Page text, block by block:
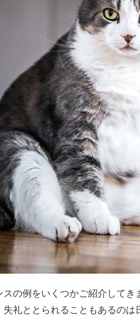
スの例をいくつかご紹介して
礼ととられることもあるの